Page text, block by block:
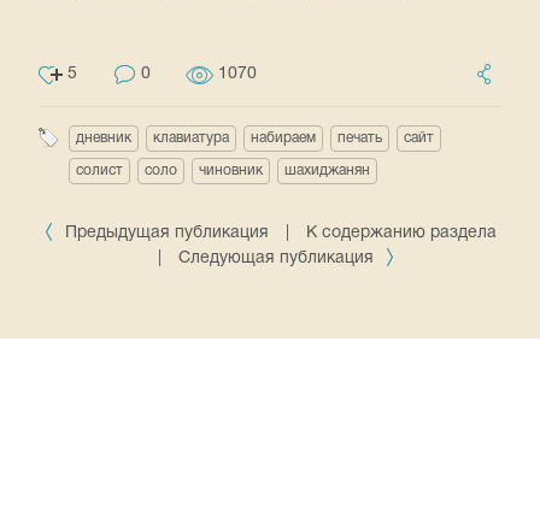
5 0 1070
дневник клавиатура набираем печать сайт
солист соло чиновник шахиджанян
Предыдущая публикация
К содержанию раздела
Следующая публикация